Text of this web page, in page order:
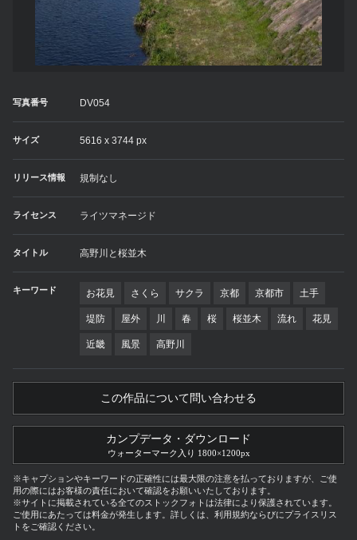
写真番号 DV054
サイズ 5616 x 3744 px
リリース情報 規制なし
ライセンス ライツマネージド
タイトル 高野川と桜並木
キーワード お花見 さくら サクラ 京都 京都市 土手
堤防 屋外 川 春 桜 桜並木 流れ 花見
近畿 風景 高野川
この作品について問い合わせる
カンプデータ・ダウンロード
ウォーターマーク入り 1800×1200px
※キャプションやキーワードの正確性には最大限の注意を払っておりますが、ご使
用の際にはお客様の責任において確認をお願いいたしております。
※サイトに掲載されている全てのストックフォトは法律により保護されています。
ご使用にあたっては料金が発生します。詳しくは、利用規約ならびにプライスリス
トをご確認ください。